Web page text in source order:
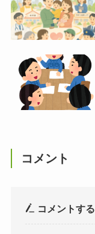
コメント
コメントする